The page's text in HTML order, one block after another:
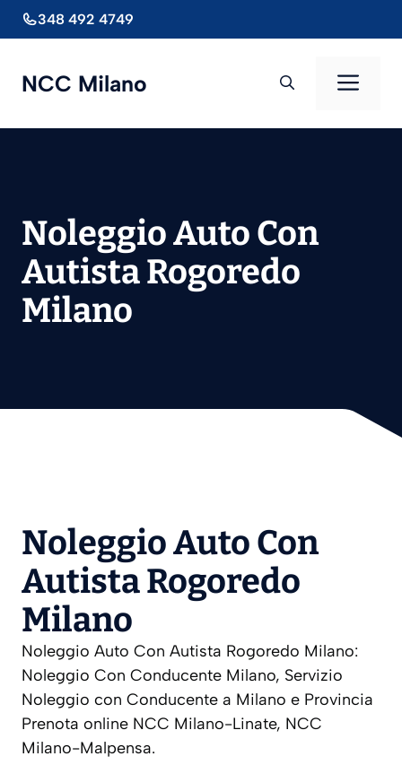
al
348 492 4749
NCC Milano
Noleggio Auto Con
Autista Rogoredo
Milano
Noleggio Auto Con
Autista Rogoredo
Milano
Noleggio Auto Con Autista Rogoredo Milano:
Noleggio Con Conducente Milano, Servizio
Noleggio con Conducente a Milano e Provincia
Prenota online NCC Milano-Linate, NCC
Milano-Malpensa.